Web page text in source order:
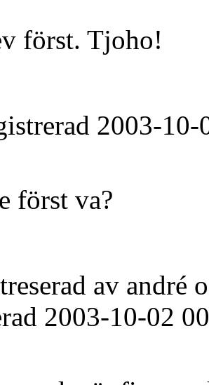
först. Tjoho!
2003-10-
först va?
av andré
2003-10-02